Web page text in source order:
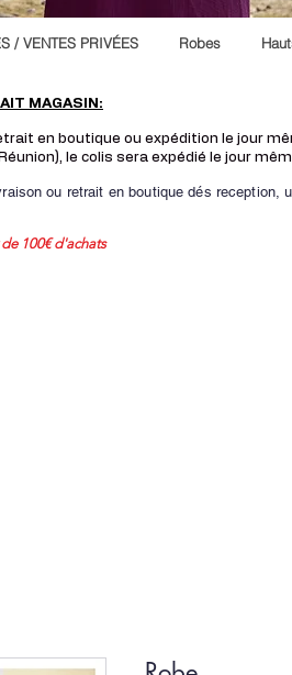
/ VENTES PRIVÉES Robes
MAGASIN:
en boutique ou expédition le jour
le colis sera expédié le jour
ou retrait en boutique dés reception,
100€ d'achats